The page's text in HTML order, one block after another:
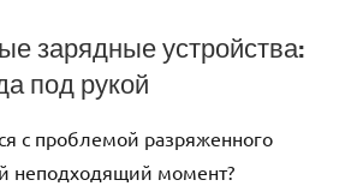
зарядные устройства:
под рукой
с проблемой разряженного
неподходящий момент?